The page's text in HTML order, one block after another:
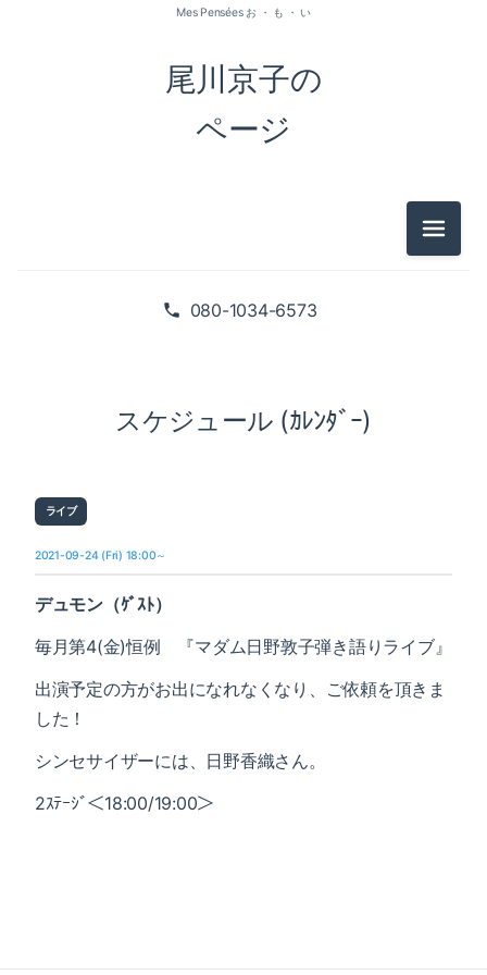
080-1034-6573
尾川京子の
ページ
Mes Pensées お ・ も ・ い
メニュ
スケジュール (ｶﾚﾝﾀﾞｰ)
ライブ
2021-09-24 (Fri) 18:00～
デュモン（ｹﾞｽﾄ）
毎月第4(金)恒例 『マダム日野敦子弾き語りライブ』
出演予定の方がお出になれなくなり、ご依頼を頂きま
した！
シンセサイザーには、日野香織さん。
2ｽﾃｰｼﾞ＜18:00/19:00＞